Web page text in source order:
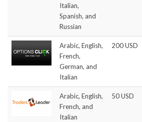
Italian,
Spanish, and
Russian
Arabic, English,
French,
German, and
Italian
200 USD
Arabic, English,
French, and
Italian
50 USD